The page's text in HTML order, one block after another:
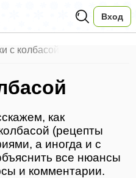
Вход
с колбасой
как
(рецепты
а иногда и с
все нюансы
и комментарии.